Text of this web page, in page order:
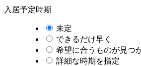
入居予定時期
未定
できるだけ早く
希望に合うものが見つ
詳細な時期を指定